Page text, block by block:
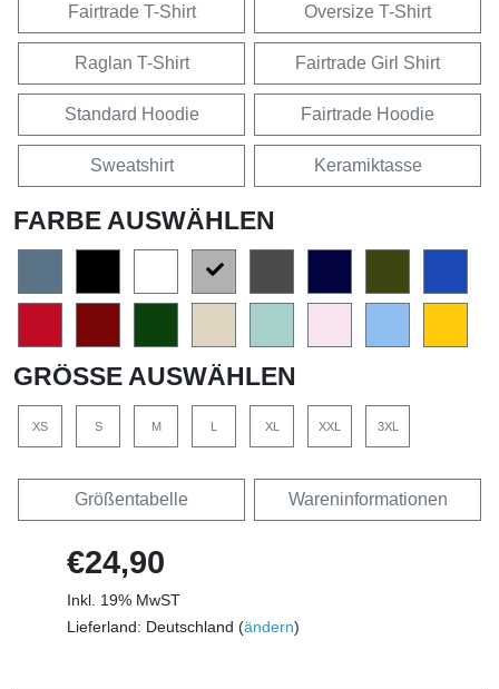
Fairtrade T-Shirt Oversize T-Shirt
Raglan T-Shirt Fairtrade Girl Shirt
Standard Hoodie Fairtrade Hoodie
Sweatshirt Keramiktasse
FARBE AUSWÄHLEN
GRÖSSE AUSWÄHLEN
XS S M L XL XXL 3XL
Größentabelle Wareninformationen
€24,90
Inkl. 19% MwST
Lieferland: Deutschland (ändern)